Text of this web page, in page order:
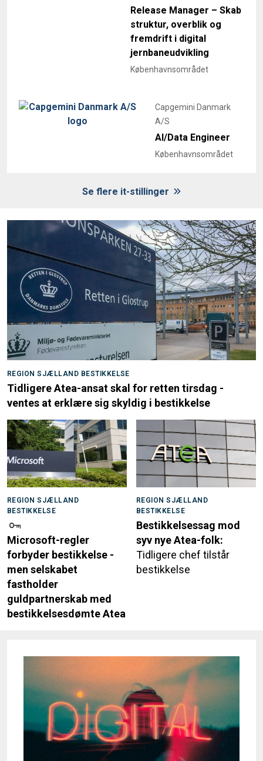
Release Manager – Skab
struktur, overblik og
fremdrift i digital
jernbaneudvikling
Københavnsområdet
Capgemini Danmark
A/S
AI/Data Engineer
Københavnsområdet
Se flere it-stillinger
REGION SJÆLLAND BESTIKKELSE
Tidligere Atea-ansat skal for retten tirsdag -
ventes at erklære sig skyldig i bestikkelse
REGION SJÆLLAND
BESTIKKELSE
Microsoft-regler
forbyder bestikkelse -
men selskabet
fastholder
guldpartnerskab med
bestikkelsesdømte Atea
REGION SJÆLLAND
BESTIKKELSE
Bestikkelsessag mod
syv nye Atea-folk:
Tidligere chef tilstår
bestikkelse